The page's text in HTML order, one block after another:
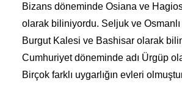
Bizans döneminde Osiana ve
olarak biliniyordu. Seljuk ve
Burgut Kalesi ve Bashisar olarak
Cumhuriyet döneminde adı Ürgüp
Birçok farklı uygarlığın evleri